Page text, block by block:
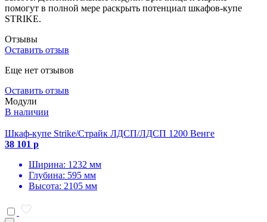
помогут в полной мере раскрыть потенциал шкафов-купе
STRIKE.
Отзывы
Оставить отзыв
Еще нет отзывов
Оставить отзыв
Модули
В наличии
Шкаф-купе Strike/Страйк ЛДСП/ЛДСП 1200 Венге
38 101 р
Ширина: 1232 мм
Глубина: 595 мм
Высота: 2105 мм